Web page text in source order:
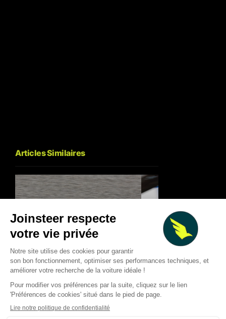
Articles Similaires
Racing Bulls : l’échec de
Barcelone 2024 qui a
déclenché la progression de
2026
F1 2026 : les